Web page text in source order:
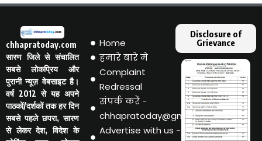
chhapratoday.com
सारण जिले से संचालित
सबसे लोकप्रिय और
पुरानी न्यूज़ वेबसाइट है।
वर्ष 2012 से यह अपने
पाठकों/दर्शकों तक हर दिन
सबसे पहले छपरा, सारण
से लेकर देश, विदेश के
Home
हमारे बारे मे
Complaint
Redressal
संपर्क करें -
chhapratoday@gmail.com
Advertise with us -
Disclosure of
Grievance